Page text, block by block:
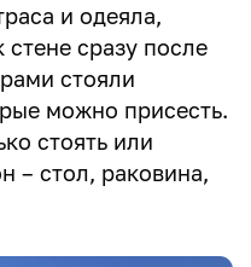
и одеяла,
сразу после
стояли
можно присесть.
стоять или
– стол, раковина,